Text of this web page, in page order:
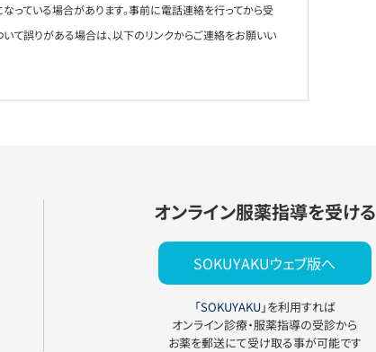
っている場合があります。事前に電話連絡を行ってから受
て誤りがある場合は、以下のリンクからご連絡をお願いい
オンライン服薬指導を受ける
SOKUYAKUウェブ版へ
「SOKUYAKU」を利用すれば
オンライン診療・服薬指導の受診から
お薬を郵送にて受け取る事が可能です